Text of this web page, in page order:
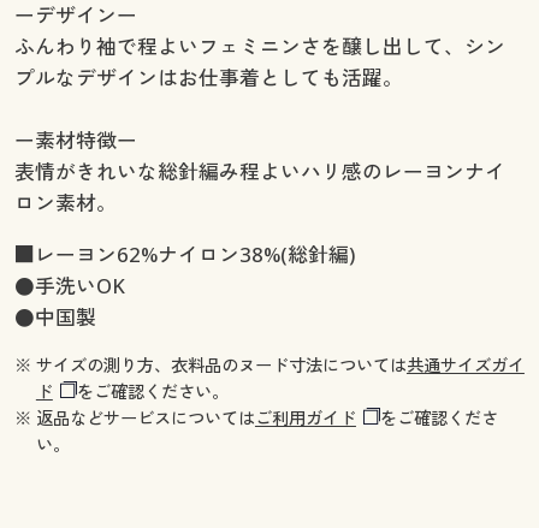
ーデザインー
ふんわり袖で程よいフェミニンさを醸し出して、シン
プルなデザインはお仕事着としても活躍。
ー素材特徴ー
表情がきれいな総針編み程よいハリ感のレーヨンナイ
ロン素材。
■レーヨン62%ナイロン38%(総針編)
●手洗いOK
●中国製
※ サイズの測り方、衣料品のヌード寸法については共通サイズガイ
ド
をご確認ください。
※ 返品などサービスについてはご利用ガイド
をご確認くださ
い。